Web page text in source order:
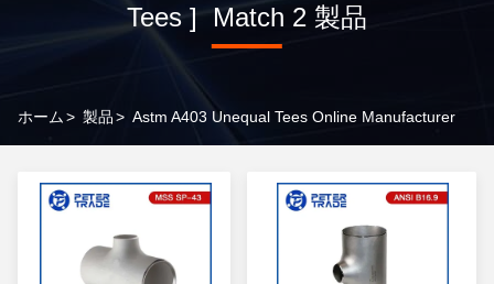
Tees ] Match 2 製品
ホーム> 製品> Astm A403 Unequal Tees Online Manufacturer